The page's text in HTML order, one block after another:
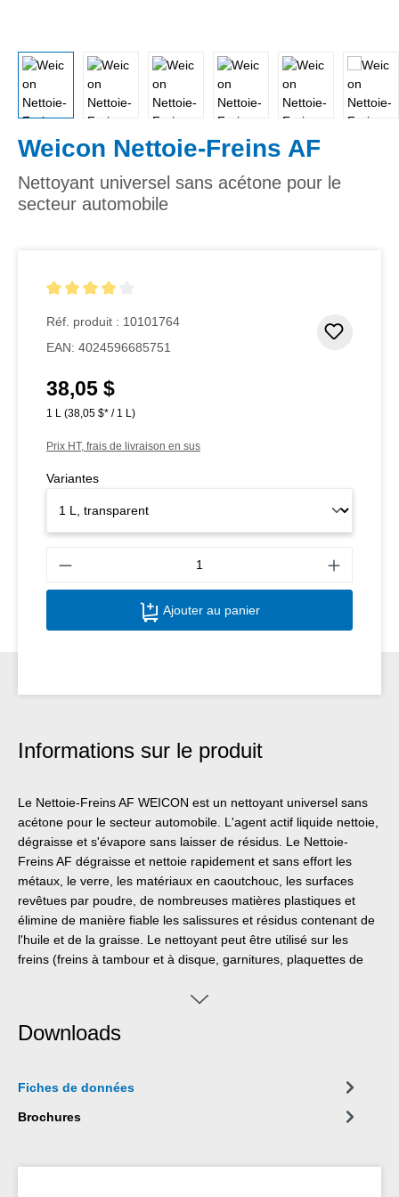
Weicon Nettoie-Freins AF
Nettoyant universel sans acétone pour le
secteur automobile
Réf. produit : 10101764
EAN: 4024596685751
Prix régulier :
38,05 $
1 L (38,05 $* / 1 L)
Prix HT, frais de livraison en sus
Variantes
Ajouter au panier
Informations sur le produit
Le Nettoie-Freins AF WEICON est un nettoyant universel sans
acétone pour le secteur automobile. L'agent actif liquide nettoie,
dégraisse et s'évapore sans laisser de résidus. Le Nettoie-
Freins AF dégraisse et nettoie rapidement et sans effort les
métaux, le verre, les matériaux en caoutchouc, les surfaces
revêtues par poudre, de nombreuses matières plastiques et
élimine de manière fiable les salissures et résidus contenant de
l'huile et de la graisse. Le nettoyant peut être utilisé sur les
freins (freins à tambour et à disque, garnitures, plaquettes de
(garnitures et pièces d'embrayage) ou sur les pièces de moteur
etc. Mais il convient également au nettoyage des profilés en
Downloads
Fiches de données
Brochures